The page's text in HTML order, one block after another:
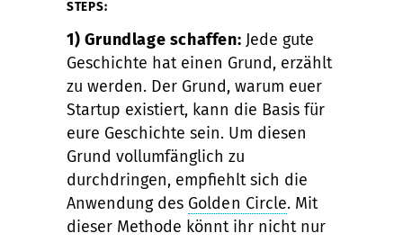
STEPS:
1) Grundlage schaffen: Jede gute
Geschichte hat einen Grund, erzählt
zu werden. Der Grund, warum euer
Startup existiert, kann die Basis für
eure Geschichte sein. Um diesen
Grund vollumfänglich zu
durchdringen, empfiehlt sich die
Anwendung des Golden Circle. Mit
dieser Methode könnt ihr nicht nur